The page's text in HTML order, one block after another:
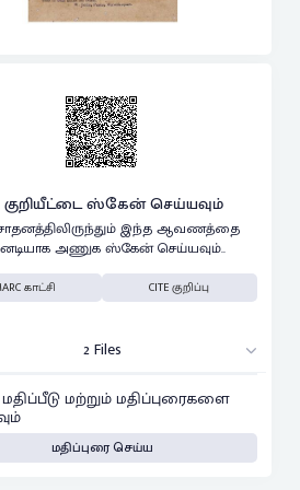
குறியீட்டை ஸ்கேன் செய்யவும்
இந்த ஆவணத்தை
அணுக ஸ்கேன் செய்யவும்..
காட்சி CITE குறிப்பு
2 Files
மற்றும் மதிப்புரைகளை
மதிப்புரை செய்ய